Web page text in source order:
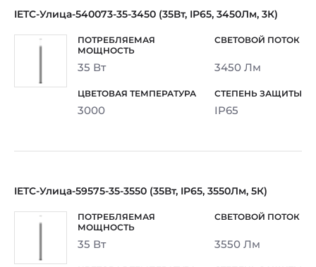
IETC-Улица-540073-35-3450 (35Вт, IP65, 3450Лм, 3К)
35 Вт 3450 Лм
3000 IP65
IETC-Улица-59575-35-3550 (35Вт, IP65, 3550Лм, 5К)
35 Вт 3550 Лм